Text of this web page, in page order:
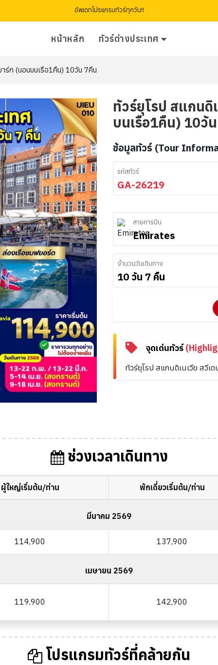
อัพเดทโปรแกรมทัวร์ทุกวัน!!
หน้าหลัก ทัวร์ต่างประเทศ
าร์ก (นอนบนเรือ1คืน) 10วัน 7คืน
ทัวร์ยุโรป สแกนดิ
บนเรือ1คืน) 10วั
ข้อมูลทัวร์ (Tour
รหัสทัวร์
GA-26219
สายการบิน
Emirates
จำนวนวันเดินทาง
10 วัน 7 คืน
จุดเด่นทัวร์
ทัวร์ยุโรป สแกนดิเนเวีย สวี
ช่วงเวลาเดินทาง
ผู้ใหญ่เริ่มต้น/ท่าน พักเดี่ยวเริ่มต้น/ท่าน
มีนาคม 2569
114,900 137,900
เมษายน 2569
119,900 142,900
โปรแกรมทัวร์ที่คล้ายกัน